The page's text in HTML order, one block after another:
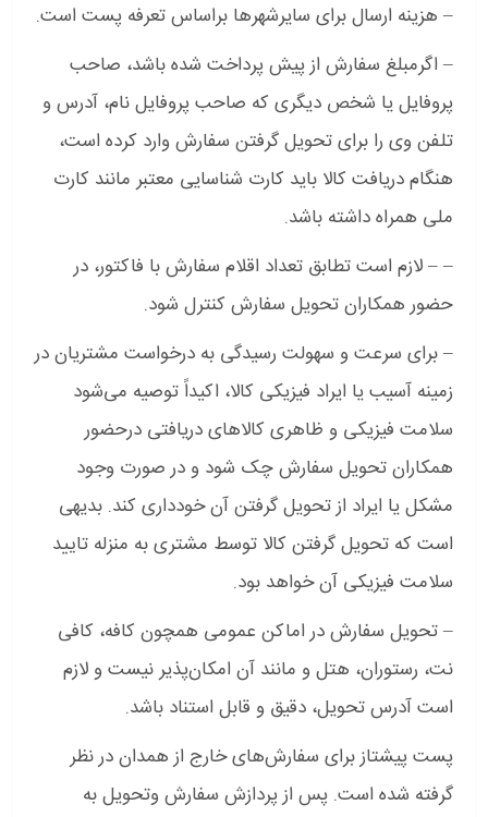
– هزینه ارسال برای سایرشهرها براساس تعرفه پست است.
– اگرمبلغ سفارش از پیش پرداخت شده باشد، صاحب
پروفایل یا شخص دیگری که صاحب پروفایل نام، آدرس و
تلفن وی را برای تحویل گرفتن سفارش وارد کرده است،
هنگام دریافت کالا باید کارت شناسایی معتبر مانند کارت
ملی همراه داشته باشد.
– – لازم است تطابق تعداد اقلام سفارش با فاکتور، در
حضور همکاران تحویل سفارش کنترل شود.
– برای سرعت و سهولت رسیدگی به درخواست‌ مشتریان در
زمینه آسیب‏‏ یا ایراد فیزیکی کالا، اکیداً توصیه می‌شود
سلامت فیزیکی و ظاهری کالاهای دریافتی درحضور
همکاران تحویل سفارش چک شود و در صورت وجود
مشکل یا ایراد از تحویل گرفتن آن خودداری کند. بدیهی
است که تحویل گرفتن کالا توسط مشتری به منزله تایید
سلامت فیزیکی آن خواهد بود.
– تحویل سفارش در اماکن عمومی همچون کافه، کافی
نت، رستوران، هتل و مانند آن امکان‌پذیر نیست و لازم
است آدرس تحویل، دقیق و قابل استناد باشد.
پست پیشتاز برای سفارش‌های خارج از همدان در نظر
گرفته شده است. پس از پردازش سفارش وتحویل به